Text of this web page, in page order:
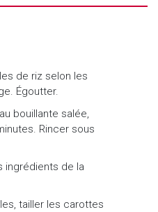
de riz selon les
Égoutter.
bouillante salée,
Rincer sous
ingrédients de la
tailler les carottes